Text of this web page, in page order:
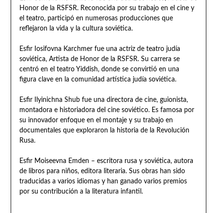
Honor de la RSFSR. Reconocida por su trabajo en el cine y
el teatro, participó en numerosas producciones que
reflejaron la vida y la cultura soviética.
Esfir Iosifovna Karchmer fue una actriz de teatro judía
soviética, Artista de Honor de la RSFSR. Su carrera se
centró en el teatro Yiddish, donde se convirtió en una
figura clave en la comunidad artística judía soviética.
Esfir Ilyinichna Shub fue una directora de cine, guionista,
montadora e historiadora del cine soviético. Es famosa por
su innovador enfoque en el montaje y su trabajo en
documentales que exploraron la historia de la Revolución
Rusa.
Esfir Moiseevna Emden – escritora rusa y soviética, autora
de libros para niños, editora literaria. Sus obras han sido
traducidas a varios idiomas y han ganado varios premios
por su contribución a la literatura infantil.